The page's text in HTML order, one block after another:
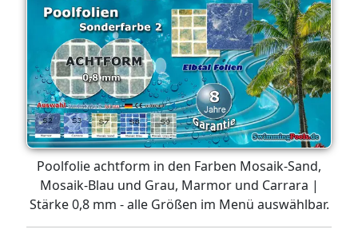
Poolfolie achtform in den Farben Mosaik-Sand,
Mosaik-Blau und Grau, Marmor und Carrara |
Stärke 0,8 mm - alle Größen im Menü auswählbar.